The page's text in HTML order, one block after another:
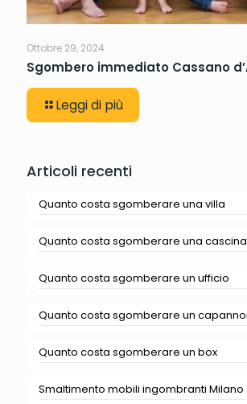
Ottobre 29, 2024
Sgombero immediato Cassano
Leggi di più
Articoli recenti
Quanto costa sgomberare una villa
Quanto costa sgomberare una cascina
Quanto costa sgomberare un ufficio
Quanto costa sgomberare un
Quanto costa sgomberare un box
Smaltimento mobili ingombranti Milano